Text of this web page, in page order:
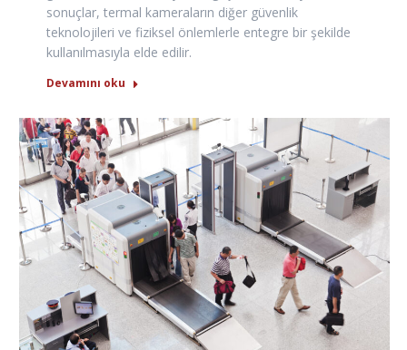
sonuçlar, termal kameraların diğer güvenlik
teknolojileri ve fiziksel önlemlerle entegre bir şekilde
kullanılmasıyla elde edilir.
Devamını oku